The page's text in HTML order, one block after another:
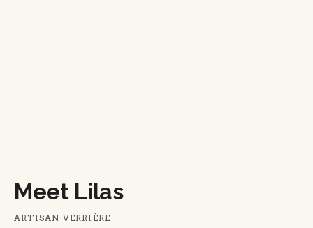
Meet Lilas
ARTISAN VERRIÈRE